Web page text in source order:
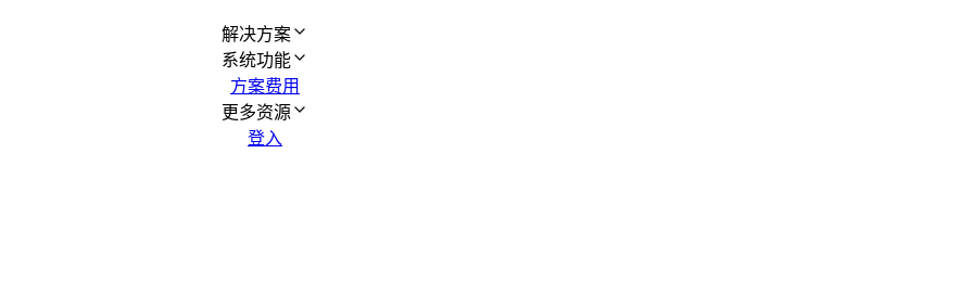
解决方案
系统功能
方案费用
更多资源
登入